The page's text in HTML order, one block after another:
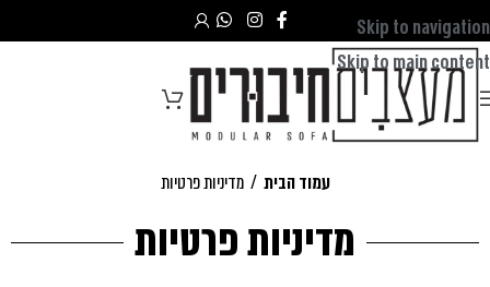
Skip to navigation
Skip to main content
עמוד הבית / מדיניות פרטיות
מדיניות פרטיות